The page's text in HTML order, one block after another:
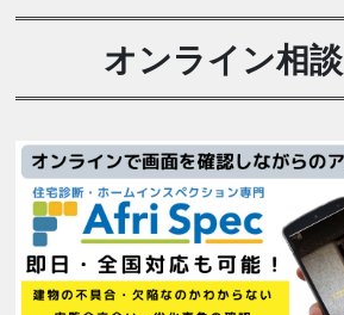
オンライン相談